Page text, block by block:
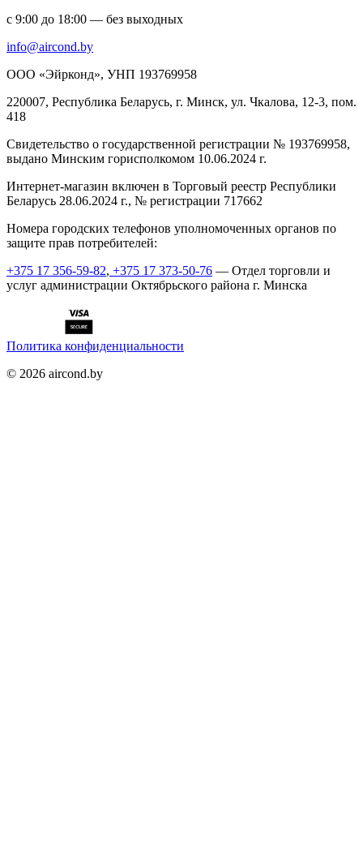
с 9:00 до 18:00 — без выходных
info@aircond.by
ООО «Эйрконд», УНП 193769958
220007, Республика Беларусь, г. Минск, ул. Чкалова, 12-3, пом.
418
Cвидетельство о государственной регистрации № 193769958,
выдано Минским горисполкомом 10.06.2024 г.
Интернет-магазин включен в Торговый реестр Республики
Беларусь 28.06.2024 г., № регистрации 717662
Номера городских телефонов уполномоченных органов по
защите прав потребителей:
+375 17 356-59-82, +375 17 373-50-76 — Отдел торговли и
услуг администрации Октябрьского района г. Минска
Политика конфиденциальности
© 2026 aircond.by